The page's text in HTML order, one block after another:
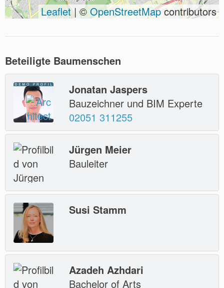
Leaflet| © OpenStreetMapcontributors
Beteiligte Baumenschen
Jonatan Jaspers
Bauzeichner und BIM Experte
02051 311255
Jürgen Meier
Bauleiter
Susi Stamm
Azadeh Azhdari
Bachelor of Arts